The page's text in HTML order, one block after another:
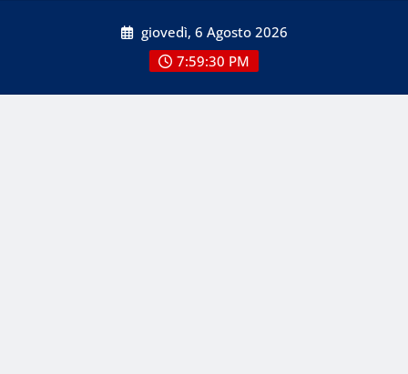
giovedì, 6 Agosto 2026
7:59:30 PM